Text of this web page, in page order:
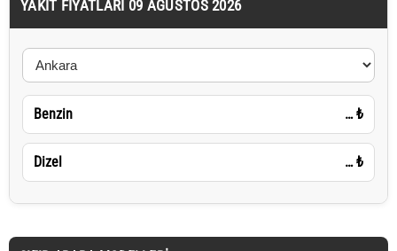
YAKIT FIYATLARI 09 AĞUSTOS 2026
Benzin … ₺
Dizel … ₺